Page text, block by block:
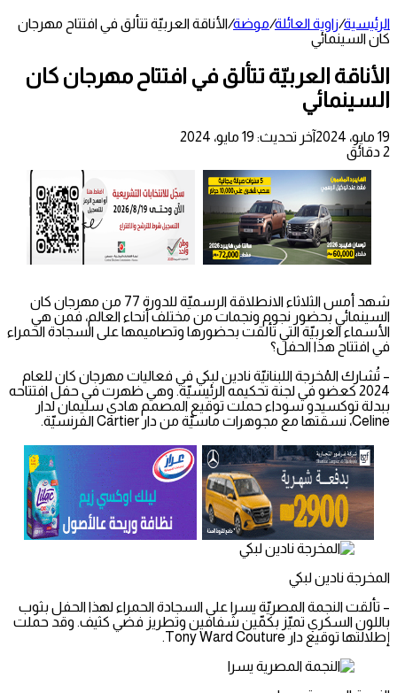
الرئيسية/زاوية العائلة/موضة/الأناقة العربيّة تتألق في افتتاح مهرجان
كان السينمائي
الأناقة العربيّة تتألق في افتتاح مهرجان كان
السينمائي
19 مايو، 2024
آخر تحديث: 19 مايو، 2024
2 دقائق
شهد أمس الثلاثاء الانطلاقة الرسميّة للدورة 77 من مهرجان كان
السينمائي بحضور نجوم ونجمات من مختلف أنحاء العالم، فمن هي
الأسماء العربيّة التي تألقت بحضورها وتصاميمها على السجادة الحمراء
في افتتاح هذا الحفل؟
– تُشارك المُخرجة اللبنانيّة نادين لبكي في فعاليات مهرجان كان للعام
2024 كعضو في لجنة تحكيمه الرئيسيّة. وهي ظهرت في حفل افتتاحه
ببدلة توكسيدو سوداء حملت توقيع المصمم هادي سليمان لدار
Celine، نسقتها مع مجوهرات ماسيّة من دار Cartier الفرنسيّة.
المخرجة نادين لبكي
– تألقت النجمة المصريّة يسرا على السجادة الحمراء لهذا الحفل بثوب
باللون السكري تميّز بكمّين شفافين وتطريز فضي كثيف. وقد حملت
إطلالتها توقيع دار Tony Ward Couture.